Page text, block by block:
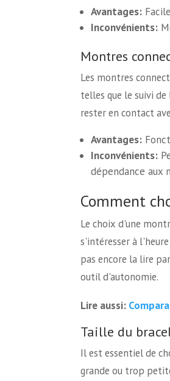
Avantages:
Inconvénients:
Montres
Les montres
telles que le suivi
rester en contact
Avantages:
Inconvénients:
dépendance aux
Comment
Le choix d'une
s'intéresser à
pas encore la lire
outil d'autonomie.
Lire aussi:
Taille du
Il est essentiel de
grande ou trop